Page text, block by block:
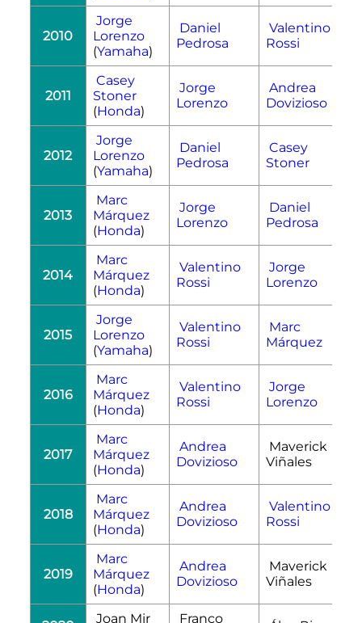
2010
Jorge
Lorenzo
(Yamaha)
Daniel
Pedrosa
Valentino
Rossi
2011
Casey
Stoner
(Honda)
Jorge
Lorenzo
Andrea
Dovizioso
2012
Jorge
Lorenzo
(Yamaha)
Daniel
Pedrosa
Casey
Stoner
2013
Marc
Márquez
(Honda)
Jorge
Lorenzo
Daniel
Pedrosa
2014
Marc
Márquez
(Honda)
Valentino
Rossi
Jorge
Lorenzo
2015
Jorge
Lorenzo
(Yamaha)
Valentino
Rossi
Marc
Márquez
2016
Marc
Márquez
(Honda)
Valentino
Rossi
Jorge
Lorenzo
2017
Marc
Márquez
(Honda)
Andrea
Dovizioso
Maverick
Viñales
2018
Marc
Márquez
(Honda)
Andrea
Dovizioso
Valentino
Rossi
2019
Marc
Márquez
(Honda)
Andrea
Dovizioso
Maverick
Viñales
Joan Mir Franco